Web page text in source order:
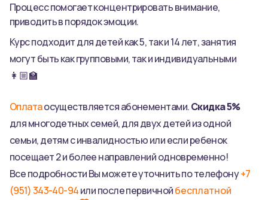
Процесс помогает концентрировать внимание,
приводить в порядок эмоции.
Курс подходит для детей как 5, так и 14 лет, занятия
могут быть как групповыми, так и индивидуальными
👩🏼‍🏫
Оплатаосуществляется абонементами.Скидка 5%
для многодетных семей, для двух детей из одной
семьи, детям с инвалидностью или если ребенок
посещает 2 и более направлений одновременно!
Все подробности Вы можете уточнить по телефону+7
(951) 343-40-94или после первичнойбесплатной